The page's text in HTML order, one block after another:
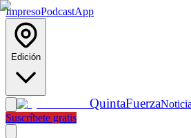
ImpresoPodcastApp
Edición
QuintaFuerza
Suscríbete gratis